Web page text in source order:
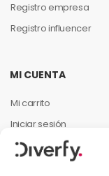
Registro empresa
Registro influencer
MI CUENTA
Mi carrito
Iniciar sesión
Mi cuenta